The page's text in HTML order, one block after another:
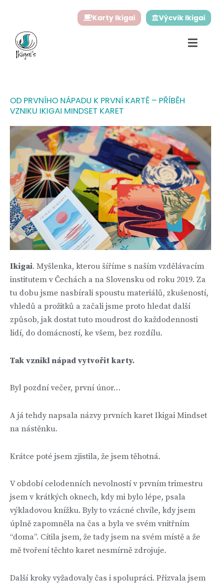
obsah
Karty Ikigai Výcvik Ikigai
OD PRVNÍHO NÁPADU K PRVNÍ KARTĚ – PŘÍBĚH
VZNIKU IKIGAI MINDSET KARET
Ikigai. Myšlenka, kterou šíříme s naším vzdělávacím
institutem v Čechách a na Slovensku od roku 2019. Za
tu dobu jsme nasbírali spoustu materiálů, zkušeností,
vhledů a prožitků a začali jsme proto hledat další
způsob, jak dostat tuto moudrost do každodennosti
lidí, do domácností, ke všem, bez rozdílu.
Tak vznikl nápad vytvořit karty.
Byl pozdní večer, první únor…
A já tehdy napsala názvy prvních karet Ikigai Mindset
na nástěnku.
Krátce poté jsem zjistila, že jsem těhotná.
V období celodenních nevolností v prvním trimestru
jsem v krátkých oknech, kdy mi bylo lépe, psala
výkladovou knížku. Byly to vzácné chvíle, kdy jsem
úplně zapomněla na čas a byla ve svém vnitřním
“doma”. Cítila jsem, že tady jsem na svém místě a že
mě tvoření těchto karet nesmírně zdrojuje.
Další kroky vyžadovaly čas i spolupráci. Přizvala jsem